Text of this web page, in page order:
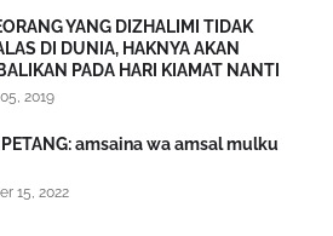
YANG DIZHALIMI TIDAK
DI DUNIA, HAKNYA AKAN
PADA HARI KIAMAT NANTI
2019
PETANG: amsaina wa amsal mulku
15, 2022